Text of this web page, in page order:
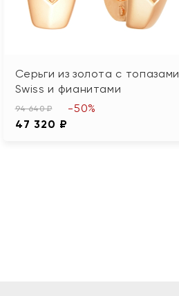
Серьги из золота с топазами
Swiss и фианитами
94 640 ₽
47 320 ₽
-50%